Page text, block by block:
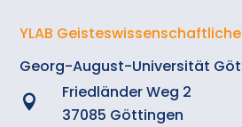
YLAB
Georg-August-Universität

Friedländer Weg 2
37085 Göttingen